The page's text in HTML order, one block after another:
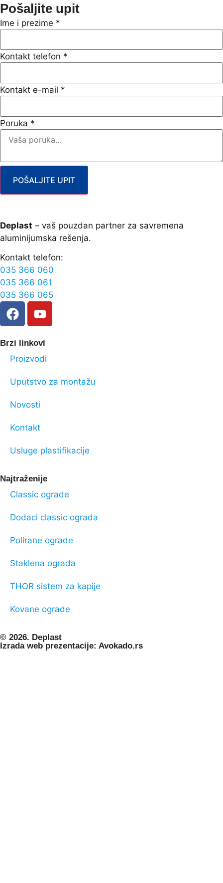
Pošaljite upit
Ime i prezime *
Kontakt telefon *
Kontakt e-mail *
Poruka *
POŠALJITE UPIT
Deplast – vaš pouzdan partner za savremena
aluminijumska rešenja.
Kontakt telefon:
035 366 060
035 366 061
035 366 065
Brzi linkovi
Proizvodi
Uputstvo za montažu
Novosti
Kontakt
Usluge plastifikacije
Najtraženije
Classic ograde
Dodaci classic ograda
Polirane ograde
Staklena ograda
THOR sistem za kapije
Kovane ograde
© 2026. Deplast
Izrada web prezentacije: Avokado.rs